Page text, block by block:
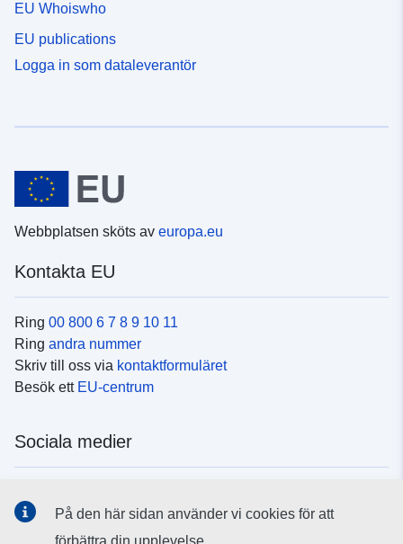
EU Whoiswho
EU publications
Logga in som dataleverantör
Webbplatsen sköts av europa.eu
Kontakta EU
Ring 00 800 6 7 8 9 10 11
Ring andra nummer
Skriv till oss via kontaktformuläret
Besök ett EU-centrum
Sociala medier
På den här sidan använder vi cookies för att
förbättra din upplevelse.